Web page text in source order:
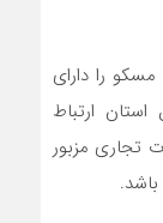
را دارای
ارتباط
تجاری مزبور